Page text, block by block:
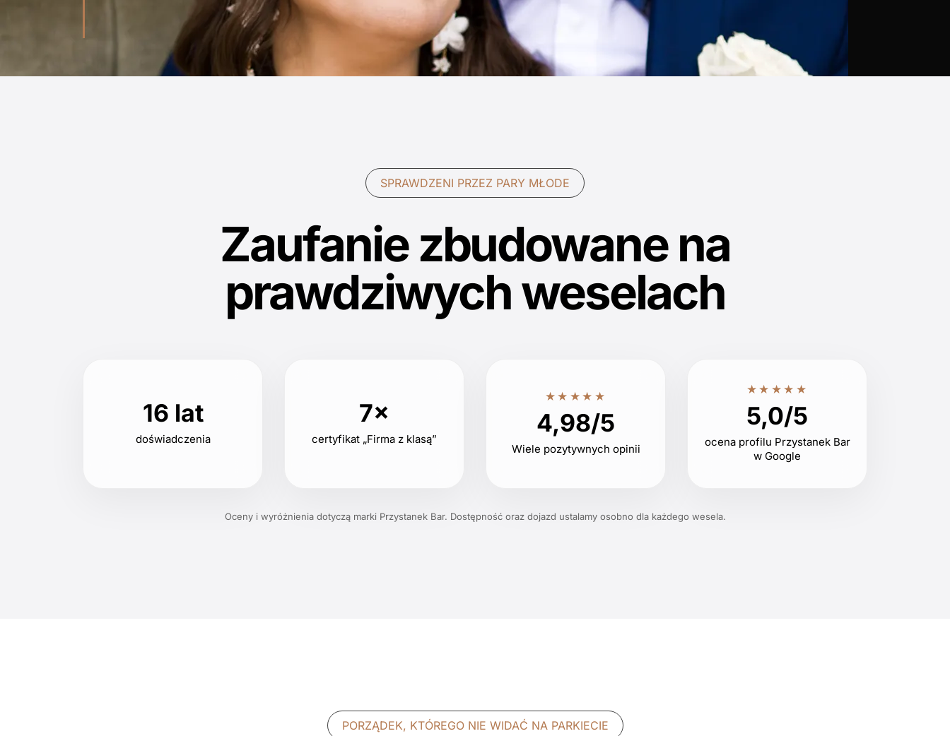
SPRAWDZENI PRZEZ PARY MŁODE
Zaufanie zbudowane na
prawdziwych weselach
16 lat
doświadczenia
7×
certyfikat „Firma z klasą”
★★★★★
4,98/5
Wiele pozytywnych opinii
★★★★★
5,0/5
ocena profilu Przystanek Bar
w Google
Oceny i wyróżnienia dotyczą marki Przystanek Bar. Dostępność oraz dojazd ustalamy osobno dla każdego wesela.
PORZĄDEK, KTÓREGO NIE WIDAĆ NA PARKIECIE